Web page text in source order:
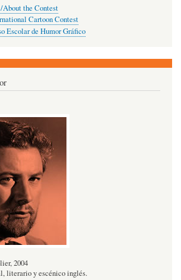
About the Contest
Cartoon Contest
Escolar de Humor Gráfico
2004
literario y escénico inglés.